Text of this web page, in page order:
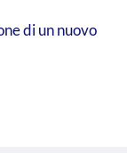
di un nuovo